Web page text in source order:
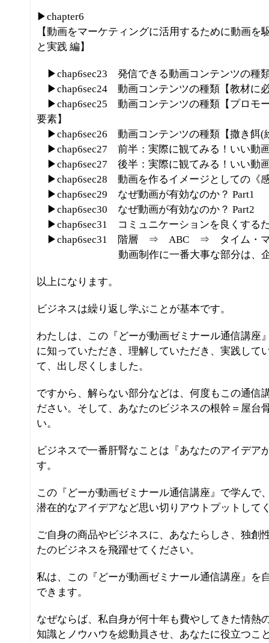
▶chapter6
【動画をマーケティングに活用するために動画を
と実践 編】
▶chap6sec23 発信できる動画コンテンツの種
▶chap6sec24 動画コンテンツの種類【教材に
▶chap6sec25 動画コンテンツの種類【プロモ
要素】
▶chap6sec26 動画コンテンツの種類【撒き餌(
▶chap6sec27 前半：実際に観てみる！いい動
▶chap6sec27 後半：実際に観てみる！いい動
▶chap6sec28 動画を作るイメージとしての《
▶chap6sec29 なぜ動画が有効なのか？ Part1
▶chap6sec30 なぜ動画が有効なのか？ Part2
▶chap6sec31 コミュニケーションを良くする
▶chap6sec31 階層 ⇒ ABC ⇒ タイム・マ
動画制作に一番大事な部分は、企画
以上になります。
ビジネスは繰り返し学ぶことが基本です。
わたしは、この『どーが動画ゼミナール通信講座
に知っていただき、理解していただき、実践して
て、出し尽くしました。
ですから、解らない部分などは、何度もこの通信
ださい。そして、あなたのビジネスの根幹＝屋台
い。
ビジネスで一番肝腎なことは『あなたのアイデア
す。
この『どーが動画ゼミナール通信講座』で学んで
潜在的なアイデアなど思い切りアウトプットして
ご自身の商品やビジネスに、あなたらしさ、独創
たのビジネスを飛躍せてください。
私は、この『どーが動画ゼミナール通信講座』を
できます。
なぜならば、私自身が何十年も費やしてきた情熱
知識とノウハウを総動員させ、あなたに役立つこ